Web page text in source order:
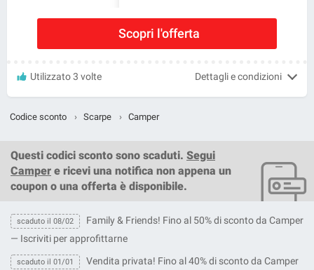
Scopri l'offerta
Utilizzato 3 volte Dettagli e condizioni
Codice sconto › Scarpe › Camper
Questi codici sconto sono scaduti. Segui
Camper e ricevi una notifica non appena un
coupon o una offerta è disponibile.
scaduto il 08/02
Family & Friends! Fino al 50% di sconto da Camper
— Iscriviti per approfittarne
scaduto il 01/01 Vendita privata! Fino al 40% di sconto da Camper